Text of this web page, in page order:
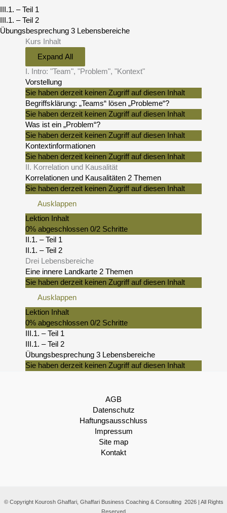
III.1. – Teil 1
III.1. – Teil 2
Übungsbesprechung 3 Lebensbereiche
Kurs Inhalt
Expand All
I. Intro: "Team", "Problem", "Kontext"
Vorstellung
Sie haben derzeit keinen Zugriff auf diesen Inhalt
Begriffsklärung: „Teams“ lösen „Probleme“?
Sie haben derzeit keinen Zugriff auf diesen Inhalt
Was ist ein „Problem“?
Sie haben derzeit keinen Zugriff auf diesen Inhalt
Kontextinformationen
Sie haben derzeit keinen Zugriff auf diesen Inhalt
II. Korrelation und Kausalität
Korrelationen und Kausalitäten 2 Themen
Sie haben derzeit keinen Zugriff auf diesen Inhalt
Ausklappen
Lektion Inhalt
0% abgeschlossen 0/2 Schritte
II.1. – Teil 1
II.1. – Teil 2
Drei Lebensbereiche
Eine innere Landkarte 2 Themen
Sie haben derzeit keinen Zugriff auf diesen Inhalt
Ausklappen
Lektion Inhalt
0% abgeschlossen 0/2 Schritte
III.1. – Teil 1
III.1. – Teil 2
Übungsbesprechung 3 Lebensbereiche
Sie haben derzeit keinen Zugriff auf diesen Inhalt
AGB
Datenschutz
Haftungsausschluss
Impressum
Site map
Kontakt
© Copyright Kourosh Ghaffari, Ghaffari Business Coaching & Consulting 2026 | All Rights
Reserved